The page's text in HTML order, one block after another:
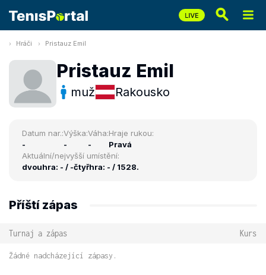
Hráči Pristauz Emil
Pristauz Emil
muž Rakousko
Datum nar.:
-
Výška:
-
Váha:
-
Hraje rukou:
Pravá
Aktuální/nejvyšší umístění:
dvouhra: - / -čtyřhra: - / 1528.
Příští zápas
Turnaj a zápas Kurs
Žádné nadcházející zápasy.